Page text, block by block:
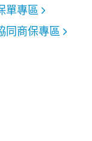
單專區
同商保專區